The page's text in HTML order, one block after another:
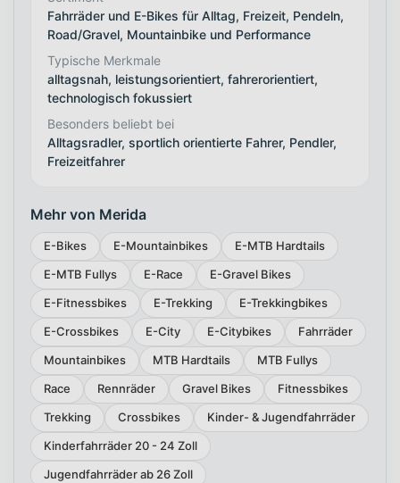
Fahrräder und E-Bikes für Alltag, Freizeit, Pendeln,
Road/Gravel, Mountainbike und Performance
Typische Merkmale
alltagsnah, leistungsorientiert, fahrerorientiert,
technologisch fokussiert
Besonders beliebt bei
Alltagsradler, sportlich orientierte Fahrer, Pendler,
Freizeitfahrer
Mehr von Merida
E-Bikes E-Mountainbikes
E-MTB Hardtails
E-MTB Fullys
E-Race
E-Gravel Bikes
E-Fitnessbikes
E-Trekking
E-Trekkingbikes
E-Crossbikes
E-City E-Citybikes
Fahrräder
Mountainbikes
MTB Hardtails
MTB Fullys
Race
Rennräder Gravel Bikes
Fitnessbikes
Trekking
Crossbikes
Kinder- & Jugendfahrräder
Kinderfahrräder 20 - 24 Zoll
Jugendfahrräder ab 26 Zoll